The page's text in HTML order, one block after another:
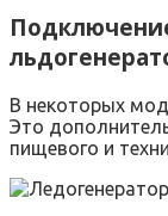
В некоторых
Это
пищевого и